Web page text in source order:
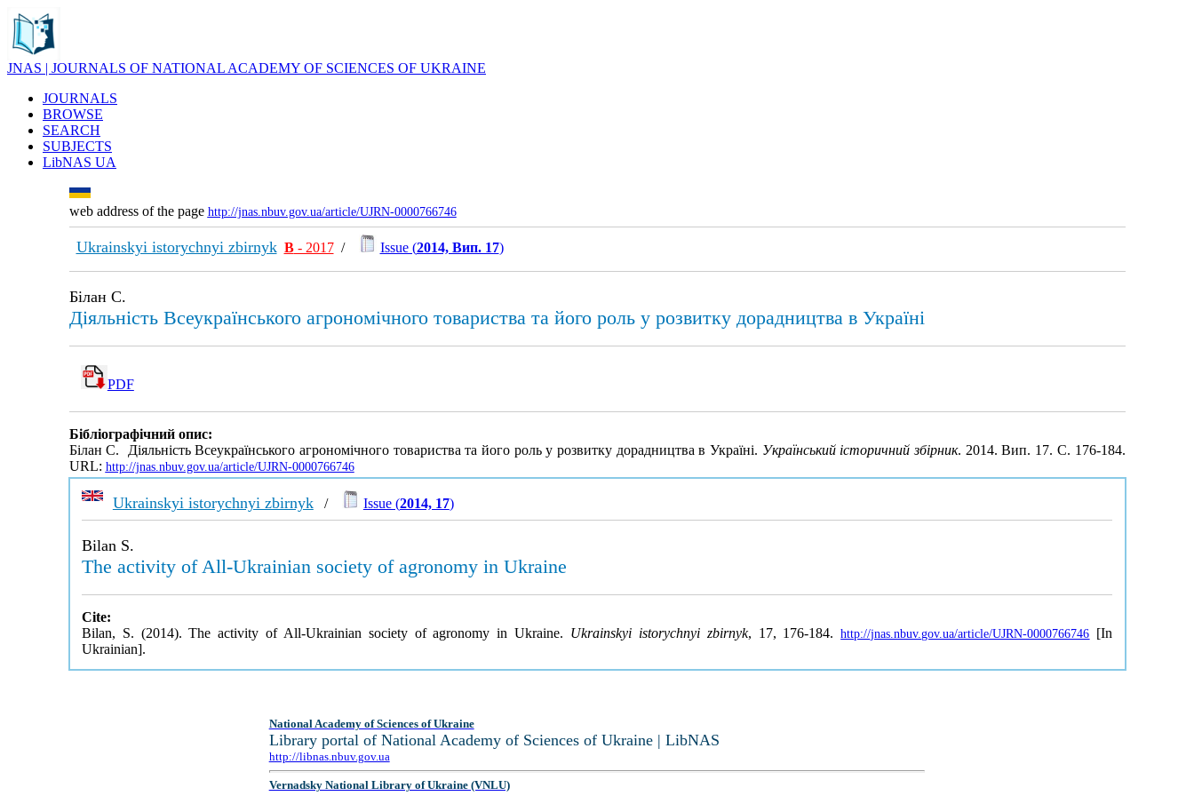
JNAS | JOURNALS OF NATIONAL ACADEMY OF SCIENCES OF UKRAINE
JOURNALS
BROWSE
SEARCH
SUBJECTS
LibNAS UA
web address of the page http://jnas.nbuv.gov.ua/article/UJRN-0000766746
Ukrainskyi istorychnyi zbirnyk В- 2017/ Issue (2014, Вип. 17)
Білан С.
Діяльність Всеукраїнського агрономічного товариства та його роль у розвитку дорадництва в Україні
PDF
Бібліографічний опис:
Білан С. Діяльність Всеукраїнського агрономічного товариства та його роль у розвитку дорадництва в Україні. Український історичний збірник. 2014. Вип. 17. С. 176-184.
URL: http://jnas.nbuv.gov.ua/article/UJRN-0000766746
Ukrainskyi istorychnyi zbirnyk/ Issue (2014, 17)
Bilan S.
The activity of All-Ukrainian society of agronomy in Ukraine
Cite:
Bilan, S. (2014). The activity of All-Ukrainian society of agronomy in Ukraine. Ukrainskyi istorychnyi zbirnyk, 17, 176-184.http://jnas.nbuv.gov.ua/article/UJRN-0000766746 [In
Ukrainian].
National Academy of Sciences of Ukraine
Library portal of National Academy of Sciences of Ukraine | LibNAS
http://libnas.nbuv.gov.ua
Vernadsky National Library of Ukraine (VNLU)